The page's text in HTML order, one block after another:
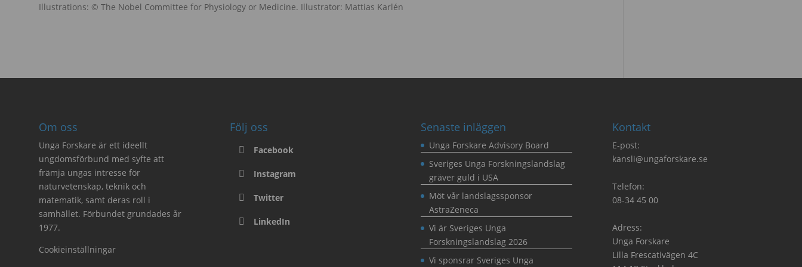
Illustrations: © The Nobel Committee for Physiology or Medicine. Illustrator: Mattias Karlén
Om oss
Unga Forskare är ett ideellt
ungdomsförbund med syfte att
främja ungas intresse för
naturvetenskap, teknik och
matematik, samt deras roll i
samhället. Förbundet grundades år
1977.
Cookieinställningar
Följ oss
Facebook
Instagram
Twitter
LinkedIn
Senaste inläggen
Unga Forskare Advisory Board
Sveriges Unga Forskningslandslag
gräver guld i USA
Möt vår landslagssponsor
AstraZeneca
Vi är Sveriges Unga
Forskningslandslag 2026
Vi sponsrar Sveriges Unga
Kontakt
E-post:
kansli@ungaforskare.se
Telefon:
08-34 45 00
Adress:
Unga Forskare
Lilla Frescativägen 4C